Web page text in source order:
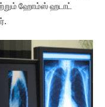
ஹோம்ஸ் ஹடாட்